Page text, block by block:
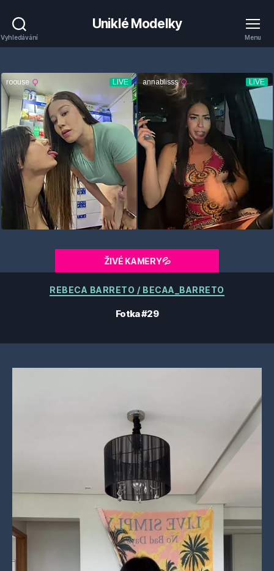
Vyhledávání
Uniklé Modelky
Menu
ŽIVÉ KAMERY💦
Kategorie
REBECA BARRETO / BECAA_BARRETO
Fotka #29